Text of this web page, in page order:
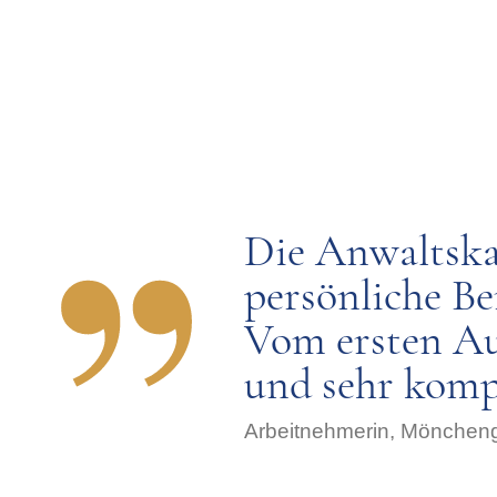
Die
persönliche
Vom ersten
und sehr
Arbeitnehmerin,